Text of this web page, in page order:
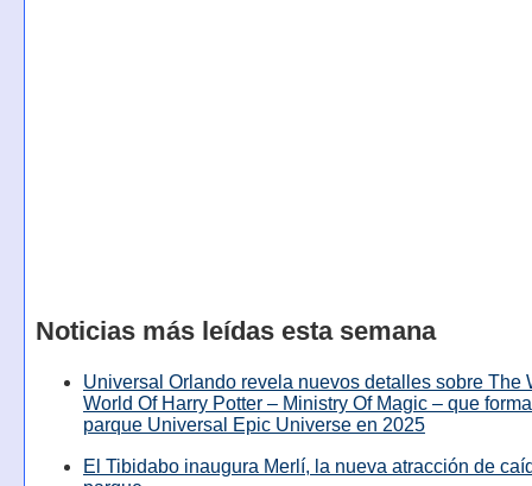
Noticias más leídas esta semana
Universal Orlando revela nuevos detalles sobre The
World Of Harry Potter – Ministry Of Magic – que
parque Universal Epic Universe en 2025
El Tibidabo inaugura Merlí, la nueva atracción de